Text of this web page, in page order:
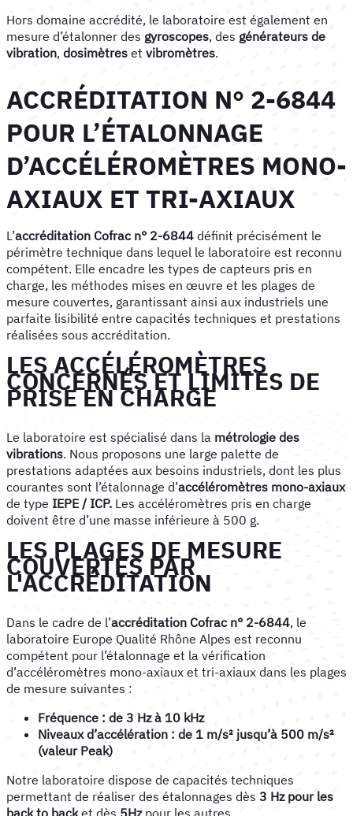
Hors domaine accrédité, le laboratoire est également en
mesure d’étalonner des gyroscopes, des générateurs de
vibration, dosimètres et vibromètres.
ACCRÉDITATION N° 2-6844
POUR L’ÉTALONNAGE
D’ACCÉLÉROMÈTRES MONO-
AXIAUX ET TRI-AXIAUX
L’accréditation Cofrac n° 2-6844 définit précisément le
périmètre technique dans lequel le laboratoire est reconnu
compétent. Elle encadre les types de capteurs pris en
charge, les méthodes mises en œuvre et les plages de
mesure couvertes, garantissant ainsi aux industriels une
parfaite lisibilité entre capacités techniques et prestations
réalisées sous accréditation.
LES ACCÉLÉROMÈTRES
CONCERNÉS ET LIMITES DE
PRISE EN CHARGE
Le laboratoire est spécialisé dans la métrologie des
vibrations. Nous proposons une large palette de
prestations adaptées aux besoins industriels, dont les plus
courantes sont l’étalonnage d’accéléromètres mono-axiaux
de type IEPE / ICP. Les accéléromètres pris en charge
doivent être d’une masse inférieure à 500 g.
LES PLAGES DE MESURE
COUVERTES PAR
L'ACCRÉDITATION
Dans le cadre de l’accréditation Cofrac n° 2-6844, le
laboratoire Europe Qualité Rhône Alpes est reconnu
compétent pour l’étalonnage et la vérification
d’accéléromètres mono-axiaux et tri-axiaux dans les plages
de mesure suivantes :
Fréquence : de 3 Hz à 10 kHz
Niveaux d’accélération : de 1 m/s² jusqu’à 500 m/s²
(valeur Peak)
Notre laboratoire dispose de capacités techniques
permettant de réaliser des étalonnages dès 3 Hz pour les
back to backet dès 5Hzpour les autres.